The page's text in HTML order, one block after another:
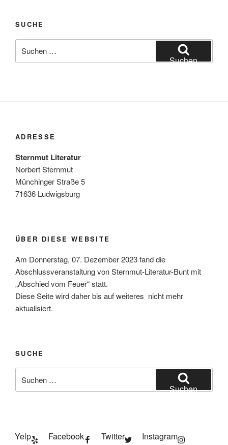
SUCHE
nach:
Suchen
ADRESSE
Sternmut Literatur
Norbert Sternmut
Münchinger Straße 5
71636 Ludwigsburg
ÜBER DIESE WEBSITE
Am Donnerstag, 07. Dezember 2023 fand die
Abschlussveranstaltung von Sternmut-Literatur-Bunt mit
„Abschied vom Feuer“ statt.
Diese Seite wird daher bis auf weiteres nicht mehr
aktualisiert.
SUCHE
nach:
Suchen
Yelp Facebook Twitter Instagram